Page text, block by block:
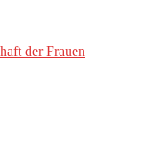
der Frauen